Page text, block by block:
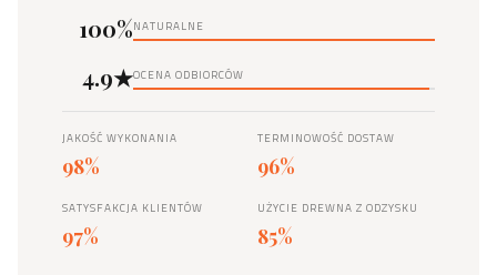
100%NATURALNE
4.9★OCENA ODBIORCÓW
JAKOŚĆ WYKONANIA
98%
TERMINOWOŚĆ DOSTAW
96%
SATYSFAKCJA KLIENTÓW
97%
UŻYCIE DREWNA Z ODZYSKU
85%